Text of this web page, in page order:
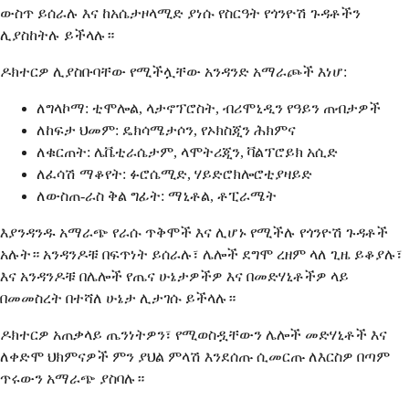
ውስጥ ይሰራሉ ​​እና ከአሴታዞላሚድ ያነሱ የስርዓት የጎንዮሽ ጉዳቶችን
ሊያስከትሉ ይችላሉ።
ዶክተርዎ ሊያስቡባቸው የሚችሏቸው አንዳንድ አማራጮች እነሆ:
ለግላኮማ: ቲሞሎል, ላታኖፕሮስት, ብሪሞኒዲን የዓይን ጠብታዎች
ለከፍታ ህመም: ዴክሳሜታሶን, የኦክስጂን ሕክምና
ለቁርጠት: ሌቬቲራሴታም, ላሞትሪጂን, ቫልፕሮይክ አሲድ
ለፈሳሽ ማቆየት: ፉሮሴሚድ, ሃይድሮክሎሮቲያዛይድ
ለውስጠ-ራስ ቅል ግፊት: ማኒቶል, ቶፒራሜት
እያንዳንዱ አማራጭ የራሱ ጥቅሞች እና ሊሆኑ የሚችሉ የጎንዮሽ ጉዳቶች
አሉት። አንዳንዶቹ በፍጥነት ይሰራሉ፣ ሌሎች ደግሞ ረዘም ላለ ጊዜ ይቆያሉ፣
እና አንዳንዶቹ በሌሎች የጤና ሁኔታዎችዎ እና በመድሃኒቶችዎ ላይ
በመመስረት በተሻለ ሁኔታ ሊታገሱ ይችላሉ።
ዶክተርዎ አጠቃላይ ጤንነትዎን፣ የሚወስዷቸውን ሌሎች መድሃኒቶች እና
ለቀድሞ ህክምናዎች ምን ያህል ምላሽ እንደሰጡ ሲመርጡ ለእርስዎ በጣም
ጥሩውን አማራጭ ያስባሉ።